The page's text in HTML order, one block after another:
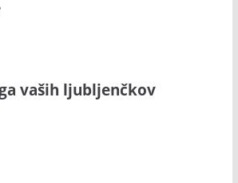
vaših ljubljenčkov